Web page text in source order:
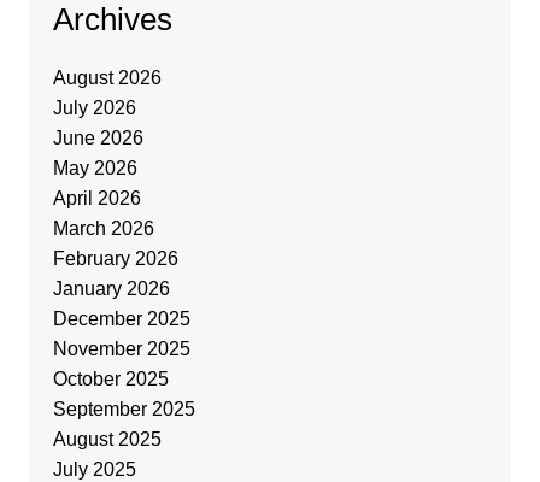
Archives
August 2026
July 2026
June 2026
May 2026
April 2026
March 2026
February 2026
January 2026
December 2025
November 2025
October 2025
September 2025
August 2025
July 2025